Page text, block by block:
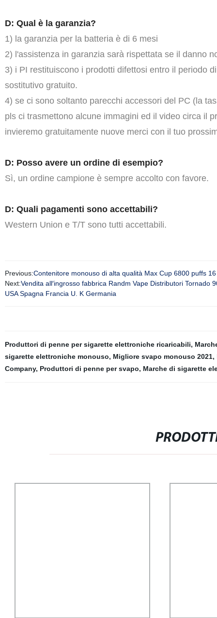
D: Qual è la garanzia?
1) la garanzia per la batteria è di 6 mesi
2) l'assistenza in garanzia sarà rispettata se il danno
3) i PI restituiscono i prodotti difettosi entro il periodo
sostitutivo gratuito.
4) se ci sono soltanto parecchi accessori del PC (la
pls ci trasmettono alcune immagini ed il video circa il
invieremo gratuitamente nuove merci con il tuo
D: Posso avere un ordine di esempio?
Sì, un ordine campione è sempre accolto con favore.
D: Quali pagamenti sono accettabili?
Western Union e T/T sono tutti accettabili.
Previous:Contenitore monouso di alta qualità Max Cup 6800 puffs
Next:Vendita all′ingrosso fabbrica Randm Vape Distributori
USA Spagna Francia U. K Germania
Produttori di penne per sigarette elettroniche ricaricabili,
sigarette elettroniche monouso, Migliore svapo monouso 2021,
Company, Produttori di penne per svapo, Marche di sigarette